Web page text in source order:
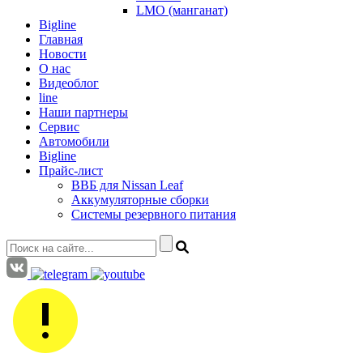
LMO (манганат)
Bigline
Главная
Новости
О нас
Видеоблог
line
Наши партнеры
Сервис
Автомобили
Bigline
Прайс-лист
ВВБ для Nissan Leaf
Аккумуляторные сборки
Системы резервного питания